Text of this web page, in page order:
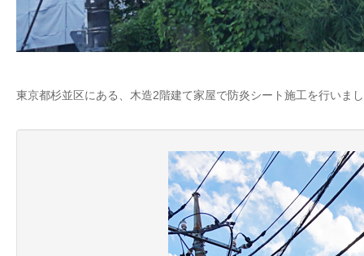
東京都杉並区にある、木造2階建て家屋で防炎シート施工を行いま